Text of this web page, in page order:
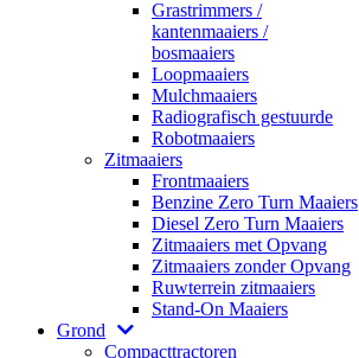
Grastrimmers /
kantenmaaiers /
bosmaaiers
Loopmaaiers
Mulchmaaiers
Radiografisch gestuurde
Robotmaaiers
Zitmaaiers
Frontmaaiers
Benzine Zero Turn Maaiers
Diesel Zero Turn Maaiers
Zitmaaiers met Opvang
Zitmaaiers zonder Opvang
Ruwterrein zitmaaiers
Stand-On Maaiers
Grond
Compacttractoren